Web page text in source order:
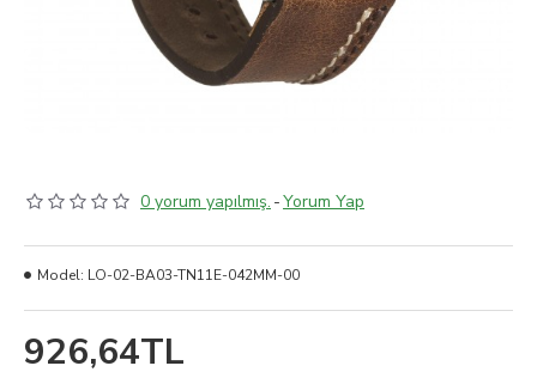
0 yorum yapılmış. -Yorum Yap
926,64TL
Model: LO-02-BA03-TN11E-042MM-00